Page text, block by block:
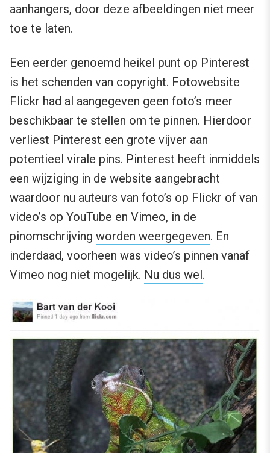
aanhangers, door deze afbeeldingen niet meer
toe te laten.
Een eerder genoemd heikel punt op Pinterest
is het schenden van copyright. Fotowebsite
Flickr had al aangegeven geen foto’s meer
beschikbaar te stellen om te pinnen. Hierdoor
verliest Pinterest een grote vijver aan
potentieel virale pins. Pinterest heeft inmiddels
een wijziging in de website aangebracht
waardoor nu auteurs van foto’s op Flickr of van
video’s op YouTube en Vimeo, in de
pinomschrijving worden weergegeven. En
inderdaad, voorheen was video’s pinnen vanaf
Vimeo nog niet mogelijk. Nu dus wel.